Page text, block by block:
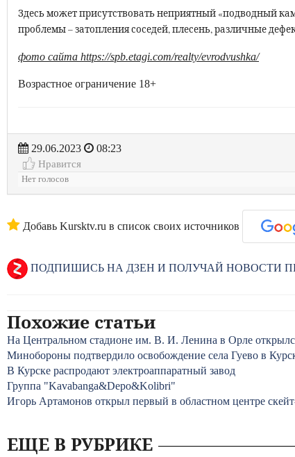
Здесь может присутствовать неприятный «подводный
проблемы – затопления соседей, плесень, различные
фото сайта https://spb.etagi.com/realty/evrodvushka/
Возрастное ограничение 18+
29.06.2023
08:23
Нравится
Нет голосов
Добавь Kursktv.ru в список своих источников
ПОДПИШИСЬ НА ДЗЕН И ПОЛУЧАЙ НОВОСТИ
Похожие статьи
На Центральном стадионе им. В. И. Ленина в Орле
Минобороны подтвердило освобождение села Гуево в
В Курске распродают электроаппаратный завод
Группа "Kavabanga&Depo&Kolibri"
Игорь Артамонов открыл первый в областном центре
ЕЩЕ В РУБРИКЕ